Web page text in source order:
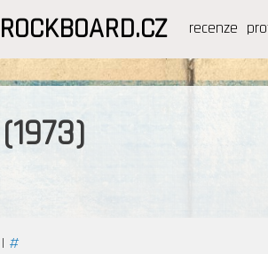
ROCKBOARD.CZ recenze
(1973)
#